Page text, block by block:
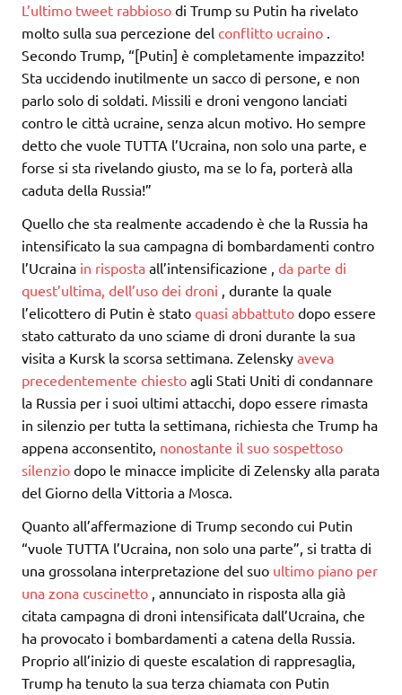
L’ultimo tweet rabbioso di Trump su Putin ha rivelato
molto sulla sua percezione del conflitto ucraino .
Secondo Trump, “[Putin] è completamente impazzito!
Sta uccidendo inutilmente un sacco di persone, e non
parlo solo di soldati. Missili e droni vengono lanciati
contro le città ucraine, senza alcun motivo. Ho sempre
detto che vuole TUTTA l’Ucraina, non solo una parte, e
forse si sta rivelando giusto, ma se lo fa, porterà alla
caduta della Russia!”
Quello che sta realmente accadendo è che la Russia ha
intensificato la sua campagna di bombardamenti contro
l’Ucraina in risposta all’intensificazione , da parte di
quest’ultima, dell’uso dei droni , durante la quale
l’elicottero di Putin è stato quasi abbattuto dopo essere
stato catturato da uno sciame di droni durante la sua
visita a Kursk la scorsa settimana. Zelensky aveva
precedentemente chiesto agli Stati Uniti di condannare
la Russia per i suoi ultimi attacchi, dopo essere rimasta
in silenzio per tutta la settimana, richiesta che Trump ha
appena acconsentito, nonostante il suo sospettoso
silenzio dopo le minacce implicite di Zelensky alla parata
del Giorno della Vittoria a Mosca.
Quanto all’affermazione di Trump secondo cui Putin
“vuole TUTTA l’Ucraina, non solo una parte”, si tratta di
una grossolana interpretazione del suo ultimo piano per
una zona cuscinetto , annunciato in risposta alla già
citata campagna di droni intensificata dall’Ucraina, che
ha provocato i bombardamenti a catena della Russia.
Proprio all’inizio di queste escalation di rappresaglia,
Trump ha tenuto la sua terza chiamata con Putin